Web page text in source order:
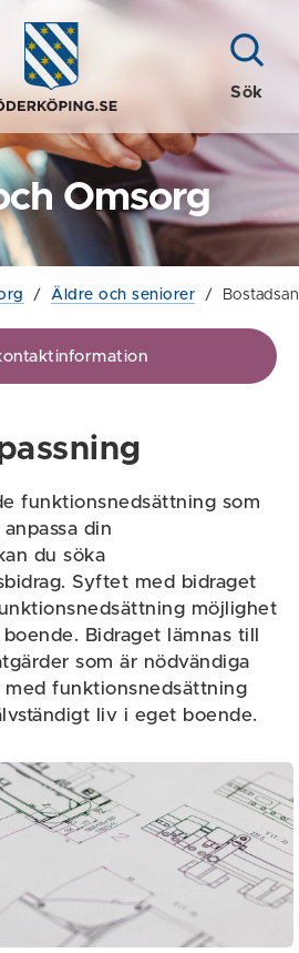
Sök
Omsorg
/ Äldre och seniorer /
funktionsnedsättning som
din
du söka
Syftet med bidraget
möjlighet
Bidraget lämnas till
som är nödvändiga
funktionsnedsättning
liv i eget boende.